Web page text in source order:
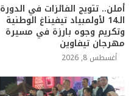
أملن.. تتويج الفائزات في الدورة
الـ14 لأولمبياد تيفيناغ الوطنية
وتكريم وجوه بارزة في مسيرة
مهرجان تيفاوين
أغسطس 8, 2026